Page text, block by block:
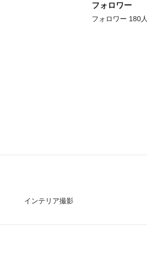
フォロワー
フォロワー 180人
インテリア撮影